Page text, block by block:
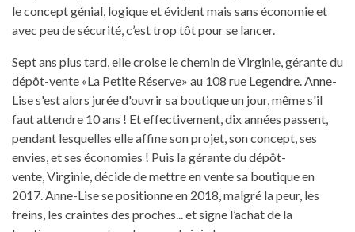
le concept génial, logique et évident mais sans économie et
avec peu de sécurité, c’est trop tôt pour se lancer.
Sept ans plus tard, elle croise le chemin de Virginie, gérante du
dépôt-vente «La Petite Réserve» au 108 rue Legendre. Anne-
Lise s'est alors jurée d'ouvrir sa boutique un jour, même s'il
faut attendre 10 ans ! Et effectivement, dix années passent,
pendant lesquelles elle affine son projet, son concept, ses
envies, et ses économies ! Puis la gérante du dépôt-
vente, Virginie, décide de mettre en vente sa boutique en
2017. Anne-Lise se positionne en 2018, malgré la peur, les
freins, les craintes des proches... et signe l’achat de la